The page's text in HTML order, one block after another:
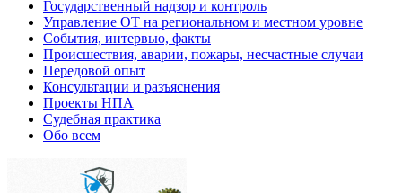
Государственный надзор и контроль
Управление ОТ на региональном и местном уровне
События, интервью, факты
Происшествия, аварии, пожары, несчастные случаи
Передовой опыт
Консультации и разъяснения
Проекты НПА
Судебная практика
Обо всем